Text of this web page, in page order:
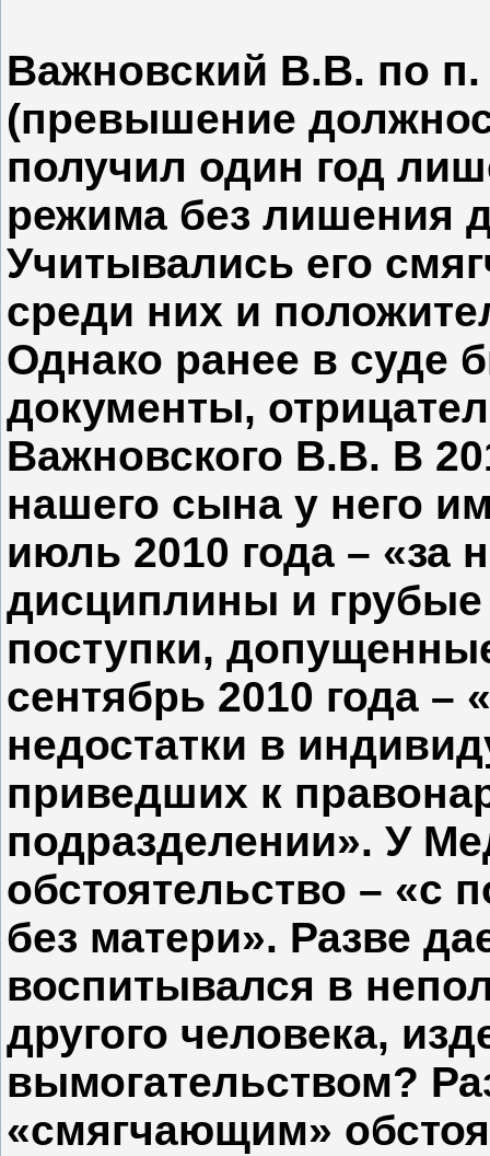
Важновский В.В. по п.
(превышение
получил один год
режима без лишения
Учитывались его
среди них и
Однако ранее в суде
документы,
Важновского В.В. В
нашего сына у него
июль 2010 года – «за
дисциплины и
поступки,
сентябрь 2010 года –
недостатки в
приведших к
подразделении». У
обстоятельство – «с
без матери». Разве
воспитывался в
другого человека,
вымогательством?
«смягчающим»